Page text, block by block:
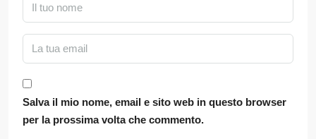
Salva il mio nome, email e sito web in questo browser
per la prossima volta che commento.